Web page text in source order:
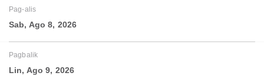
Pag-alis
Sab, Ago 8, 2026
Pagbalik
Lin, Ago 9, 2026